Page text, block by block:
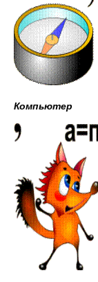
Компьютер